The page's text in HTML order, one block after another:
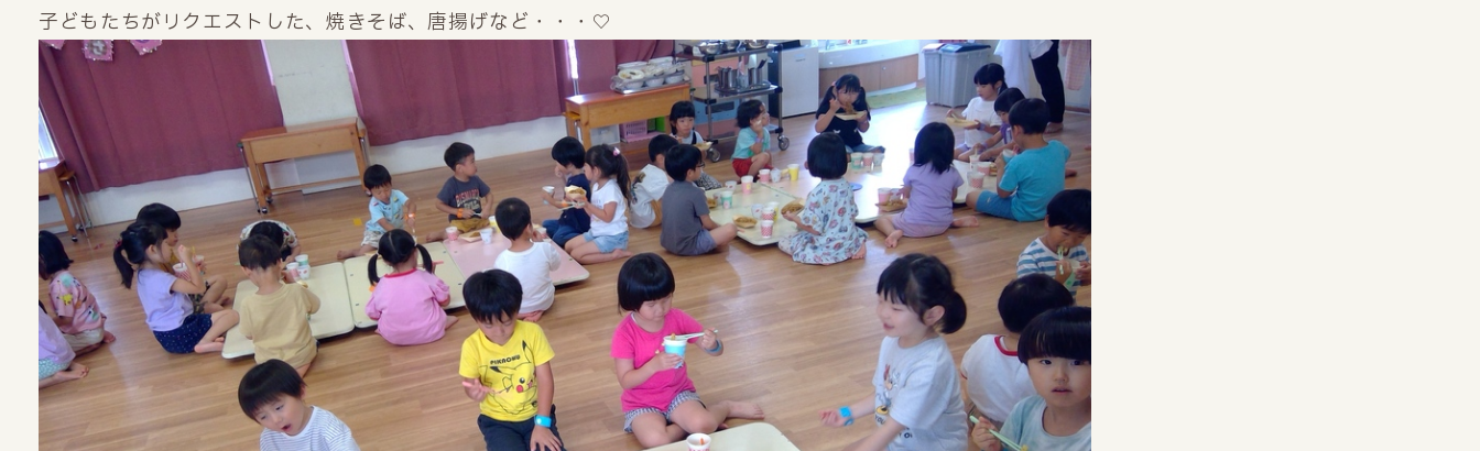
子どもたちがリクエストした、焼きそば、唐揚げなど・・・♡